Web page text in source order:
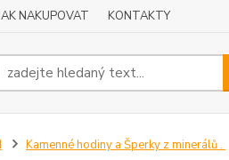
NAKUPOVAT KONTAKTY
Kamenné hodiny a Šperky z minerálů .